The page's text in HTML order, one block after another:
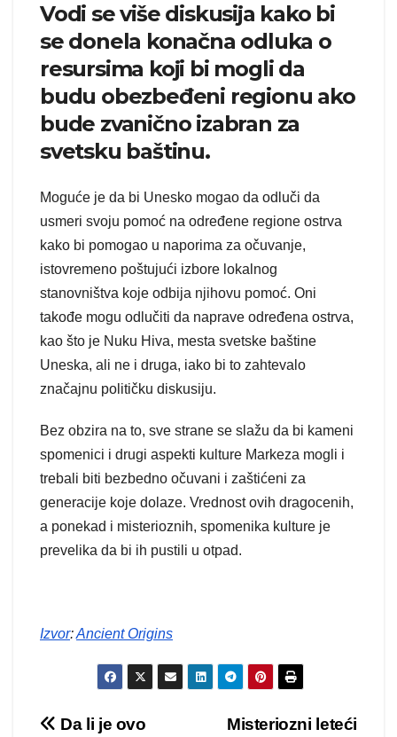
Vodi se više diskusija kako bi
se donela konačna odluka o
resursima koji bi mogli da
budu obezbeđeni regionu ako
bude zvanično izabran za
svetsku baštinu.
Moguće je da bi Unesko mogao da odluči da
usmeri svoju pomoć na određene regione ostrva
kako bi pomogao u naporima za očuvanje,
istovremeno poštujući izbore lokalnog
stanovništva koje odbija njihovu pomoć. Oni
takođe mogu odlučiti da naprave određena ostrva,
kao što je Nuku Hiva, mesta svetske baštine
Uneska, ali ne i druga, iako bi to zahtevalo
značajnu političku diskusiju.
Bez obzira na to, sve strane se slažu da bi kameni
spomenici i drugi aspekti kulture Markeza mogli i
trebali biti bezbedno očuvani i zaštićeni za
generacije koje dolaze. Vrednost ovih dragocenih,
a ponekad i misterioznih, spomenika kulture je
prevelika da bi ih pustili u otpad.
Izvor:Ancient Origins
Kretanje Misteriozni leteći
Da li je ovo